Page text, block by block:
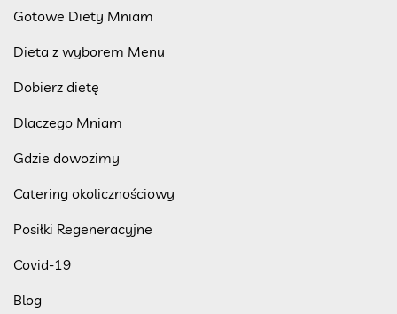
Gotowe Diety Mniam
Dieta z wyborem Menu
Dobierz dietę
Dlaczego Mniam
Gdzie dowozimy
Catering okolicznościowy
Posiłki Regeneracyjne
Covid-19
Blog